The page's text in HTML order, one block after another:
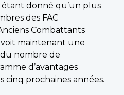
étant donné qu’un plus
des FAC
Combattants
maintenant une
nombre de
d’avantages
cinq prochaines années.